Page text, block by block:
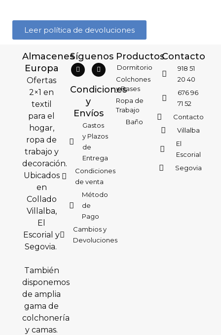
Leer política de devoluciones
Almacenes
Europa
Ofertas
2×1 en
textil
para el
hogar,
ropa de
trabajo y
decoración.
Ubicados
en
Collado
Villalba,
El
Escorial y
Segovia.
También
disponemos
de amplia
gama de
colchonería
y camas.
Síguenos
Condiciones
y
Envíos
Gastos
y Plazos
de
Entrega
Condiciones
de venta
Método
de
Pago
Cambios y
Devoluciones
Productos
Dormitorio
Colchones
y Bases
Ropa de
Trabajo
Baño
Contacto
918 51
20 40
676 96
71 52
Contacto
Villalba
El
Escorial
Segovia